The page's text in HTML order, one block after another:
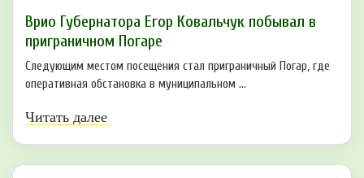
Врио Губернатора Егор Ковальчук побывал в
приграничном Погаре
Следующим местом посещения стал приграничный Погар, где
оперативная обстановка в муниципальном ...
Читать далее